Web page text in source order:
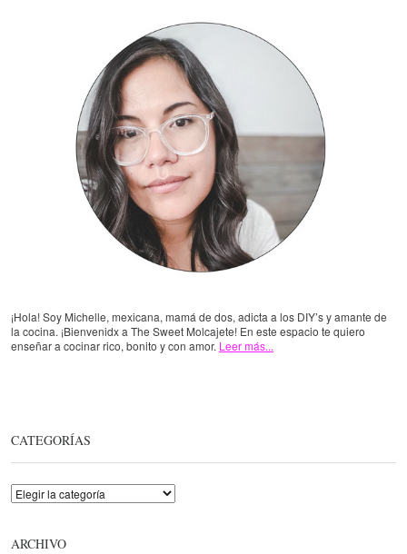
¡Hola! Soy Michelle, mexicana, mamá de dos, adicta a los DIY’s y amante de
la cocina. ¡Bienvenidx a The Sweet Molcajete! En este espacio te quiero
enseñar a cocinar rico, bonito y con amor. Leer más...
CATEGORÍAS
Categorías
ARCHIVO